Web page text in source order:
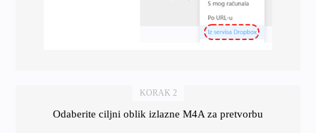
KORAK 2
Odaberite ciljni oblik izlazne M4A za pretvorbu